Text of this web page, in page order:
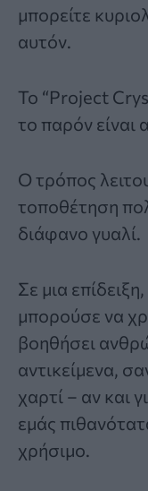
μπορείτε
αυτόν.
Το “Project
το παρόν είναι
Ο τρόπος
τοποθέτηση
διάφανο γυαλί.
Σε μια
μπορούσε να
βοηθήσει
αντικείμενα,
χαρτί – αν και
εμάς
χρήσιμο.